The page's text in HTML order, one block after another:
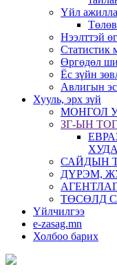
Үйл
Нээлттэй
Статистик
Өргөдөл
Ёс зүйн
Авлигын
Хууль, эрх зүй
МОНГОЛ
ЗГ-ЫН
САЙДЫН
ДҮРЭМ,
ТӨСӨЛД
Үйлчилгээ
e-zasag.mn
Холбоо барих